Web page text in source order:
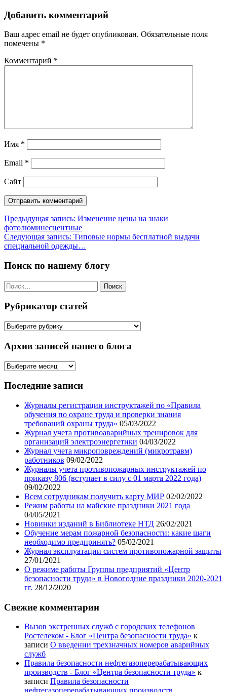
Добавить комментарий
Ваш адрес email не будет опубликован. Обязательные поля
помечены *
Комментарий *
Имя *
Email *
Сайт
Навигация
по
записям
Предыдущая запись: Изменение цены на знаки
фотолюминесцентные
Следующая запись: Типовые нормы бесплатной выдачи
специальной одежды…
Поиск по нашему блогу
Найти:
Рубрикатор статей
Рубрикатор
Архив записей нашего блога
Архив
нашего
Последние записи
Журналы регистрации инструктажей по «Правила
обучения по охране труда и проверки знания
требований охраны труда» 05/03/2022
Журнал учета противоаварийных тренировок для
организаций электроэнергетики 04/03/2022
Журнал учета микроповреждений (микротравм)
работников 09/02/2022
Журналы учета противопожарных инструктажей по
приказу 806 (вступает в силу с 01 марта 2022 года)
09/02/2022
Всем сотрудникам получить карту МИР 02/02/2022
Режим работы на майские праздники 2021 года
04/05/2021
Новинки изданий в Библиотеке НТД 26/02/2021
Обучение мерам пожарной безопасности: какие шаги
необходимо предпринять? 05/02/2021
Журнал эксплуатации систем противопожарной защиты
27/01/2021
О режиме работы Группы предприятий «Центр
безопасности труда» в Новогодние праздники 2020-2021
гг. 28/12/2020
Свежие комментарии
Вызов экстренных служб с городских телефонов
Ростелеком - Блог «Центра безопасности труда» к
записи О введении трехзначных номеров аварийных
служб
Правила безопасности нефтегазоперерабатывающих
производств - Блог «Центра безопасности труда» к
записи Правила безопасности